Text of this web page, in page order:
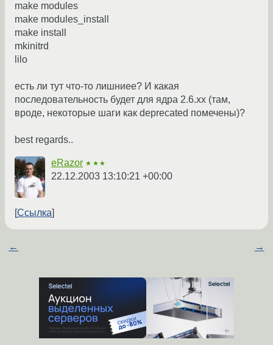
make modules
make modules_install
make install
mkinitrd
lilo
есть ли тут что-то лишниее? И какая
последовательность будет для ядра 2.6.xx (там,
вроде, некоторые шаги как deprecated помечены)?
best regards..
eRazor ★★★
22.12.2003 13:10:21 +00:00
Ссылка
← →